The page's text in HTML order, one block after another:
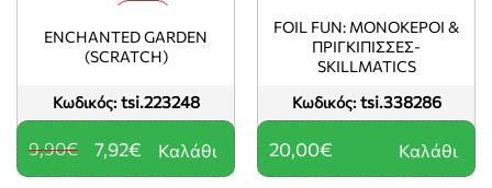
Κωδικός: tsi.223248
ENCHANTED GARDEN
(SCRATCH)
7,92€
9,90€ Καλάθι
Κωδικός: tsi.338286
FOIL FUN: ΜΟΝΟΚΕΡΟΙ &
ΠΡΙΓΚΙΠΙΣΣΕΣ-
SKILLMATICS
20,00€ Καλάθι